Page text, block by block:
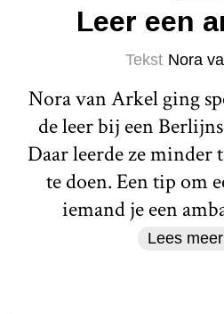
Leer een
Tekst Nora
Nora van Arkel ging
de leer bij een
Daar leerde ze minder
te doen. Een tip om
iemand je een
Lees meer